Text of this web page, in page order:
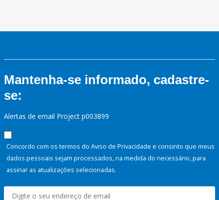
Mantenha-se informado, cadastre-
se:
Alertas de email Project p003899
Concordo com os termos do Aviso de Privacidade e consinto que meus
dados pessoais sejam processados, na medida do necessário, para
assinar as atualizações selecionadas.